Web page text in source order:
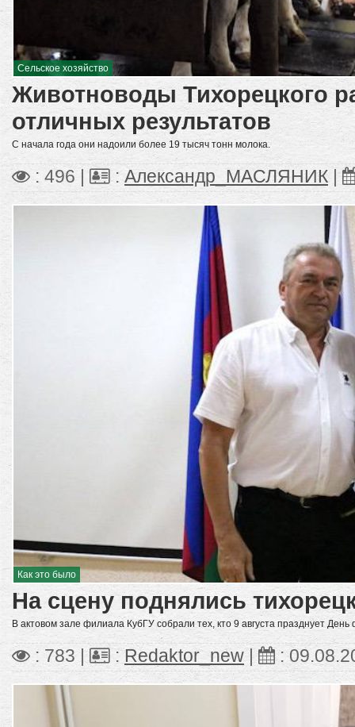
Сельское хозяйство
Животноводы Тихорецкого
отличных результатов
С начала года они надоили более 19 тысяч тонн молока.
: 496 | : Александр_МАСЛЯНИК
Как это было
На сцену поднялись
В актовом зале филиала КубГУ собрали тех, кто 9 августа празднует День
: 783 | : Redaktor_new :